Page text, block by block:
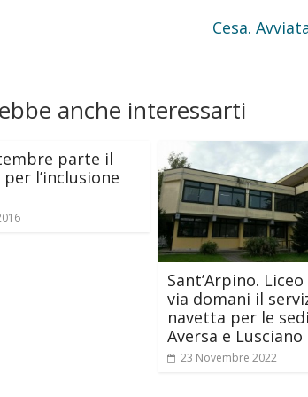
Cesa.
anche interessarti
parte il
l’inclusione
Sant’Arpino. Liceo
via domani il
navetta per le
Aversa e Lusciano
23 Novembre 2022